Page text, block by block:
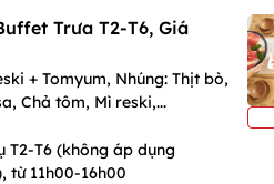
Trưa T2-T6, Giá
+ Tomyum, Nhúng: Thịt bò,
Chả tôm, Mì reski,...
T2-T6 (không áp dụng
từ 11h00-16h00